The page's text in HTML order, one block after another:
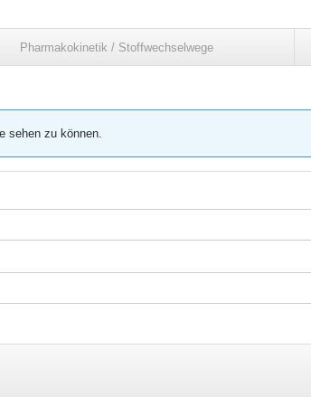
Pharmakokinetik / Stoffwechselwege
sehen zu können.